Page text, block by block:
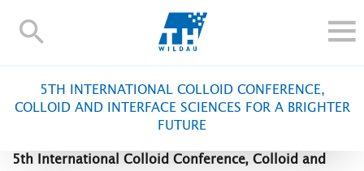
TH-
IM STUDIUM
FORSCHUNG UND TRANSFER
ALUMNI
5TH INTERNATIONAL COLLOID CONFERENCE,
COLLOID AND INTERFACE SCIENCES FOR A BRIGHTER
FUTURE
5th International Colloid Conference, Colloid and